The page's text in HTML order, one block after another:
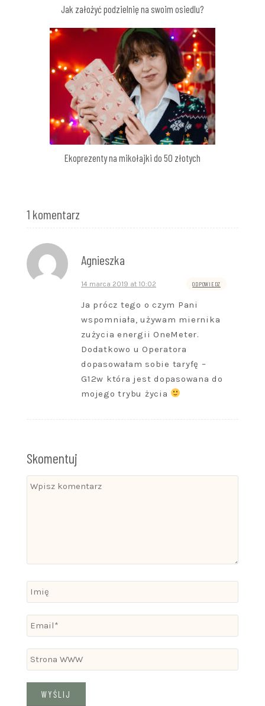
Jak założyć podzielnię na swoim osiedlu?
Ekoprezenty na mikołajki do 50 złotych
1 komentarz
Agnieszka
14 marca 2019 at 10:02 ODPOWIEDZ
Ja prócz tego o czym Pani
wspomniała, używam miernika
zużycia energii OneMeter.
Dodatkowo u Operatora
dopasowałam sobie taryfę –
G12w która jest dopasowana do
mojego trybu życia
Skomentuj